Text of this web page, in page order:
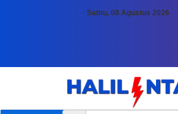
Sabtu, 08 Agustus 2026